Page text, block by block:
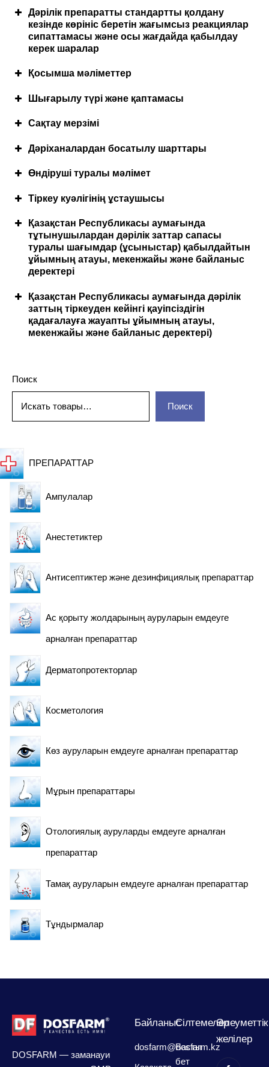
Қолдану кезінде қажетті сақтық шаралары
Басқа дәрілік препараттармен өзара әрекеттесуі
Емдеу ұзақтығы
Артық дозаланған жағдайда қолданылуы қажет
шаралар
Дәрілік препаратты қолдану тәсілін түсіндіру
үшін медициналық қызметкер кеңесіне жүгіну
Дәрілік препаратты стандартты қолдану
кезінде көрініс беретін жағымсыз реакциялар
сипаттамасы және осы жағдайда қабылдау
керек шаралар
Қосымша мәліметтер
Сыртқы түрінің, иісінің, дәмінің сипаттамасы
Шығарылу түрі және қаптамасы
Сақтау мерзімі
Сақтау шарттары
Дәріханалардан босатылу шарттары
Өндіруші туралы мәлімет
Тіркеу куәлігінің ұстаушысы
Қазақстан Республикасы аумағында
тұтынушылардан дәрілік заттар сапасы
туралы шағымдар (ұсыныстар) қабылдайтын
ұйымның атауы, мекенжайы және байланыс
деректері
Қазақстан Республикасы аумағында дәрілік
заттың тіркеуден кейінгі қауіпсіздігін
қадағалауға жауапты ұйымның атауы,
мекенжайы және байланыс деректері)
Поиск
Поиск
ПРЕПАРАТТАР
Ампулалар
Анестетиктер
Антисептиктер және дезинфициялық препараттар
Ас қорыту жолдарының ауруларын емдеуге
арналған препараттар
Дерматопротекторлар
Косметология
Көз ауруларын емдеуге арналған препараттар
Мұрын препараттары
Отологиялық ауруларды емдеуге арналған
препараттар
Тамақ ауруларын емдеуге арналған препараттар
Тұндырмалар
DOSFARM — заманауи
Байланыс
dosfarm@dosfarm.kz
Сілтемелер
Басты
бет
Әлеуметтік
желілер